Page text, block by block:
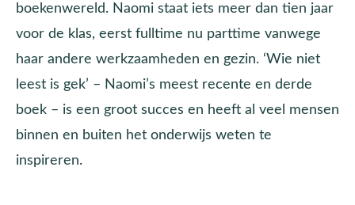
boekenwereld. Naomi staat iets meer dan tien jaar
voor de klas, eerst fulltime nu parttime vanwege
haar andere werkzaamheden en gezin. ‘Wie niet
leest is gek’ – Naomi’s meest recente en derde
boek – is een groot succes en heeft al veel mensen
binnen en buiten het onderwijs weten te
inspireren.